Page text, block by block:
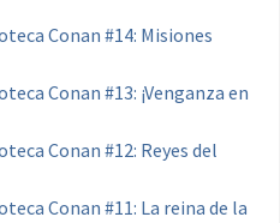
Conan #14: Misiones
Conan #13: ¡Venganza en
Conan #12: Reyes del
Conan #11: La reina de la